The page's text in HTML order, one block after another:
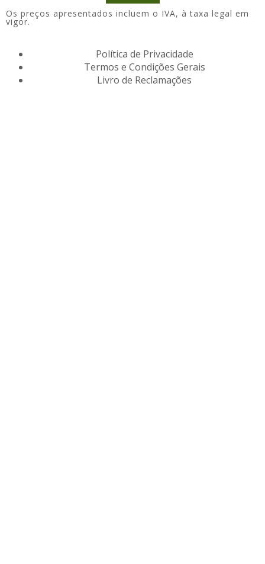
Os preços apresentados incluem o IVA, à taxa legal em
vigor.
Política de Privacidade
Termos e Condições Gerais
Livro de Reclamações